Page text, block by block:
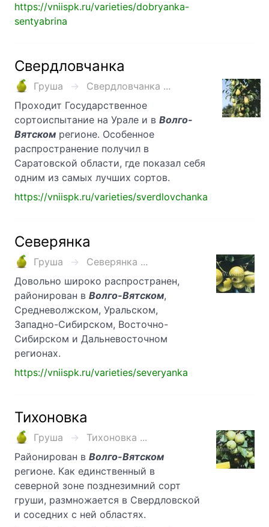
https://vniispk.ru/varieties/dobryanka-
sentyabrina
Свердловчанка
Груша
Свердловчанка ...
Проходит Государственное
сортоиспытание на Урале и в Волго-
Вятском регионе. Особенное
распространение получил в
Саратовской области, где показал себя
одним из самых лучших сортов.
https://vniispk.ru/varieties/sverdlovchanka
Северянка
Груша
Северянка ...
Довольно широко распространен,
районирован в Волго-Вятском,
Средневолжском, Уральском,
Западно-Сибирском, Восточно-
Сибирском и Дальневосточном
регионах.
https://vniispk.ru/varieties/severyanka
Тихоновка
Груша
Тихоновка ...
Районирован в Волго-Вятском
регионе. Как единственный в
северной зоне позднезимний сорт
груши, размножается в Свердловской
и соседних с ней областях.